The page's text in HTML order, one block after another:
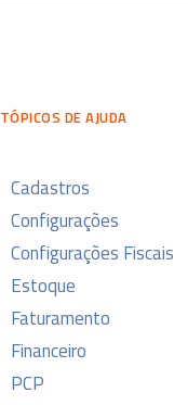
TÓPICOS DE AJUDA
Cadastros
Configurações
Configurações Fiscais
Estoque
Faturamento
Financeiro
PCP